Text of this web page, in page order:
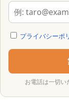
プライバシーポ
お電話は一切い